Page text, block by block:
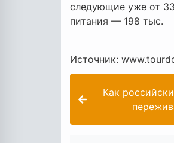
следующие уже от
питания — 198 тыс.
Источник:
Как